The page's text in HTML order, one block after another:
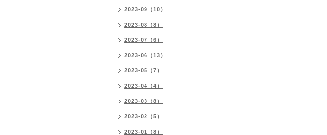
2023-09（10）
2023-08（8）
2023-07（6）
2023-06（13）
2023-05（7）
2023-04（4）
2023-03（8）
2023-02（5）
2023-01（8）